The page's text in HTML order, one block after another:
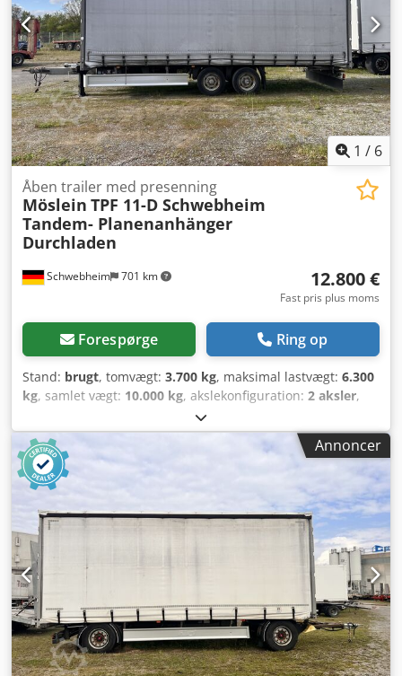
bagtil også med portdøre, 27 mm filmfinérbund, 5 rækker
alu-V-lister, 7 par surringsøjer på ladfladen, yderramme
med surringshuller, læssehøjde ca. 1.050 mm,
konturmarkering i henhold til ECE R 048-forskriften, foran
med 2 stk. støtteben med 2-trins gear, BPW-aksler, lejepris
fra 680 € pr. måned. -- Trykfejl, ændringer og forbehold
tages, illustrerende billeder -- Flere oplysninger på: !, More
Details: ! Dodpjzr Sd Ajfx Aggsck
1 / 6
Schwebheim 701 km
Åben trailer med presenning
Möslein TPF 11-D Schwebheim
Tandem- Planenanhänger
Durchladen
12.800 €
Fast pris plus moms
Forespørge Ring op
Stand: brugt, tomvægt: 3.700 kg, maksimal lastvægt: 6.300
kg, samlet vægt: 10.000 kg, akslekonfiguration: 2 aksler,
, længde af lastrum:
læsningsbredde:2.480 mm, lastepladshøjde:2.770 mm,
lastepladsvolumen:
luft, dækstørrelse:
235 / 75 R 17,5
forhjulsdækstørrelse:
235 / 75 R 17,5
bagdækseldimension:
235 / 75 R 17,5, førerhus:anden,
emissionsklasse:
, Udstyr: ABS, trykluftbremse
,
Forlæssende mulighed foran, 5 rækker aluminium V-lister,
7 par surringsringe på ladfladen, lastehøjde ca. 1.050 mm,
-- trykfejl, forbehold for ændringer og fejl,
eksempelbilleder --, Flere oplysninger under: !, Flere
detaljer: ! Djdpfx Aezr Sdvjggeck
Annoncer